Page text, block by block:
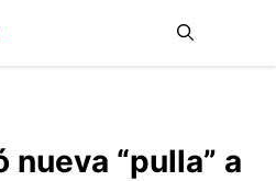
nueva “pulla” a